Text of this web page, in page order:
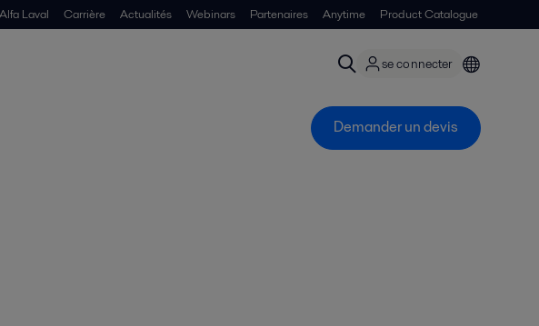
Laval Carrière Actualités Webinars Partenaires Anytime Product Catalogue
se connecter
Demander un devis